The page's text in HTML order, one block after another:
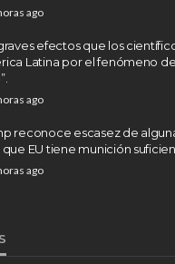
ago
efectos que los
Latina por el fenómeno
ago
reconoce escasez de
EU tiene munición
ago